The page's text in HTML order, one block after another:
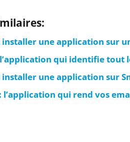
une application sur
l’application qui identifie tout
une application sur
l’application qui rend vos